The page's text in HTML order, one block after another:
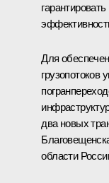
Для
грузопотоков
два новых
области